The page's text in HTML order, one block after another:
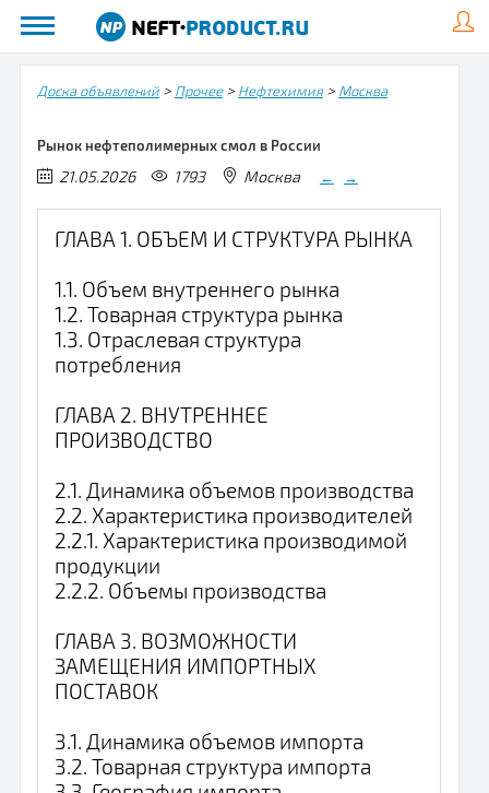
Доска объявлений> Прочее> Нефтехимия> Москва
Рынок нефтеполимерных смол в России
21.05.2026 1793 Москва ← →
ГЛАВА 1. ОБЪЕМ И СТРУКТУРА РЫНКА
1.1. Объем внутреннего рынка
1.2. Товарная структура рынка
1.3. Отраслевая структура
потребления
ГЛАВА 2. ВНУТРЕННЕЕ
ПРОИЗВОДСТВО
2.1. Динамика объемов производства
2.2. Характеристика производителей
2.2.1. Характеристика производимой
продукции
2.2.2. Объемы производства
ГЛАВА 3. ВОЗМОЖНОСТИ
ЗАМЕЩЕНИЯ ИМПОРТНЫХ
ПОСТАВОК
3.1. Динамика объемов импорта
3.2. Товарная структура импорта